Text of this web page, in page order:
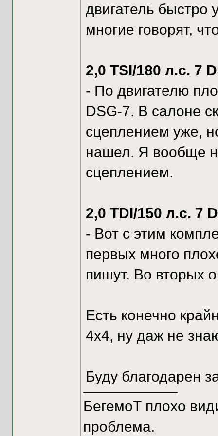
двигатель быстро
многие говорят,
2,0 TSI/180 л.с. 7
- По двигателю
DSG-7. В салоне
сцеплением уже,
нашел. Я вообще
сцеплением.
2,0 TDI/150 л.с. 7
- Вот с этим
первых много
пишут. Во вторых
Есть конечно
4x4, ну даж не
Буду благодарен
БегемоТ плохо
проблема.